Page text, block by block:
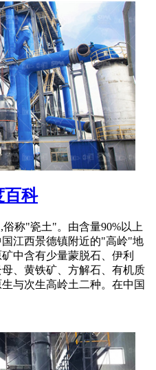
百科
称"瓷土"。由含量90%以上
江西景德镇附近的"高岭"地
中含有少量蒙脱石、伊利
、黄铁矿、方解石、有机质
与次生高岭土二种。在中国